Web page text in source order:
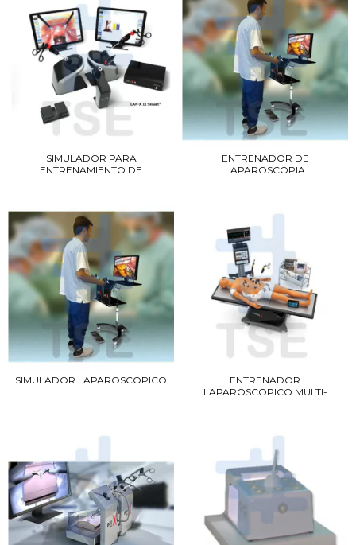
SIMULADOR PARA
ENTRENAMIENTO DE
ENTRENADOR DE
LAPAROSCOPIA
SIMULADOR LAPAROSCOPICO
ENTRENADOR
LAPAROSCOPICO MULTI-